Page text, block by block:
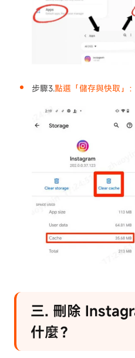
步驟3.點選「儲存與快取」：
三. 刪除
什麼？